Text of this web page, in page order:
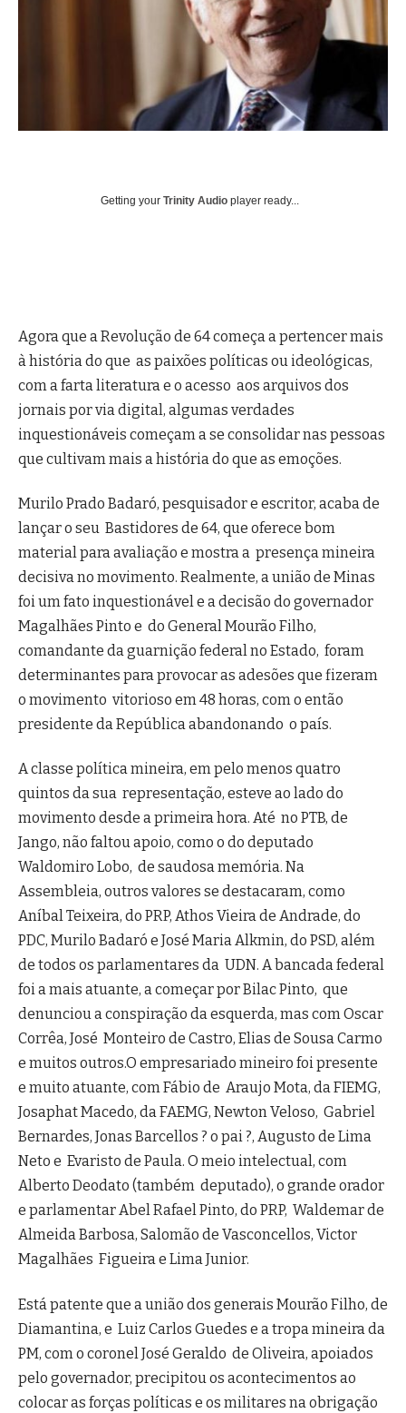
Getting your Trinity Audio player ready...
Agora que a Revolução de 64 começa a pertencer mais
à história do que as paixões políticas ou ideológicas,
com a farta literatura e o acesso aos arquivos dos
jornais por via digital, algumas verdades
inquestionáveis começam a se consolidar nas pessoas
que cultivam mais a história do que as emoções.
Murilo Prado Badaró, pesquisador e escritor, acaba de
lançar o seu Bastidores de 64, que oferece bom
material para avaliação e mostra a presença mineira
decisiva no movimento. Realmente, a união de Minas
foi um fato inquestionável e a decisão do governador
Magalhães Pinto e do General Mourão Filho,
comandante da guarnição federal no Estado, foram
determinantes para provocar as adesões que fizeram
o movimento vitorioso em 48 horas, com o então
presidente da República abandonando o país.
A classe política mineira, em pelo menos quatro
quintos da sua representação, esteve ao lado do
movimento desde a primeira hora. Até no PTB, de
Jango, não faltou apoio, como o do deputado
Waldomiro Lobo, de saudosa memória. Na
Assembleia, outros valores se destacaram, como
Aníbal Teixeira, do PRP, Athos Vieira de Andrade, do
PDC, Murilo Badaró e José Maria Alkmin, do PSD, além
de todos os parlamentares da UDN. A bancada federal
foi a mais atuante, a começar por Bilac Pinto, que
denunciou a conspiração da esquerda, mas com Oscar
Corrêa, José Monteiro de Castro, Elias de Sousa Carmo
e muitos outros.O empresariado mineiro foi presente
e muito atuante, com Fábio de Araujo Mota, da FIEMG,
Josaphat Macedo, da FAEMG, Newton Veloso, Gabriel
Bernardes, Jonas Barcellos ? o pai ?, Augusto de Lima
Neto e Evaristo de Paula. O meio intelectual, com
Alberto Deodato (também deputado), o grande orador
e parlamentar Abel Rafael Pinto, do PRP, Waldemar de
Almeida Barbosa, Salomão de Vasconcellos, Victor
Magalhães Figueira e Lima Junior.
Está patente que a união dos generais Mourão Filho, de
Diamantina, e Luiz Carlos Guedes e a tropa mineira da
PM, com o coronel José Geraldo de Oliveira, apoiados
pelo governador, precipitou os acontecimentos ao
colocar as forças políticas e os militares na obrigação